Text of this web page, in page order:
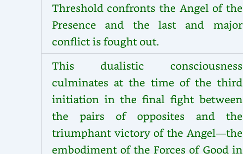
Threshold confronts the Angel of the
Presence and the last and major
conflict is fought out.
This dualistic consciousness
culminates at the time of the third
initiation in the final fight between
the pairs of opposites and the
triumphant victory of the Angel—the
embodiment of the Forces of Good in